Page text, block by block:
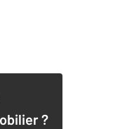
?